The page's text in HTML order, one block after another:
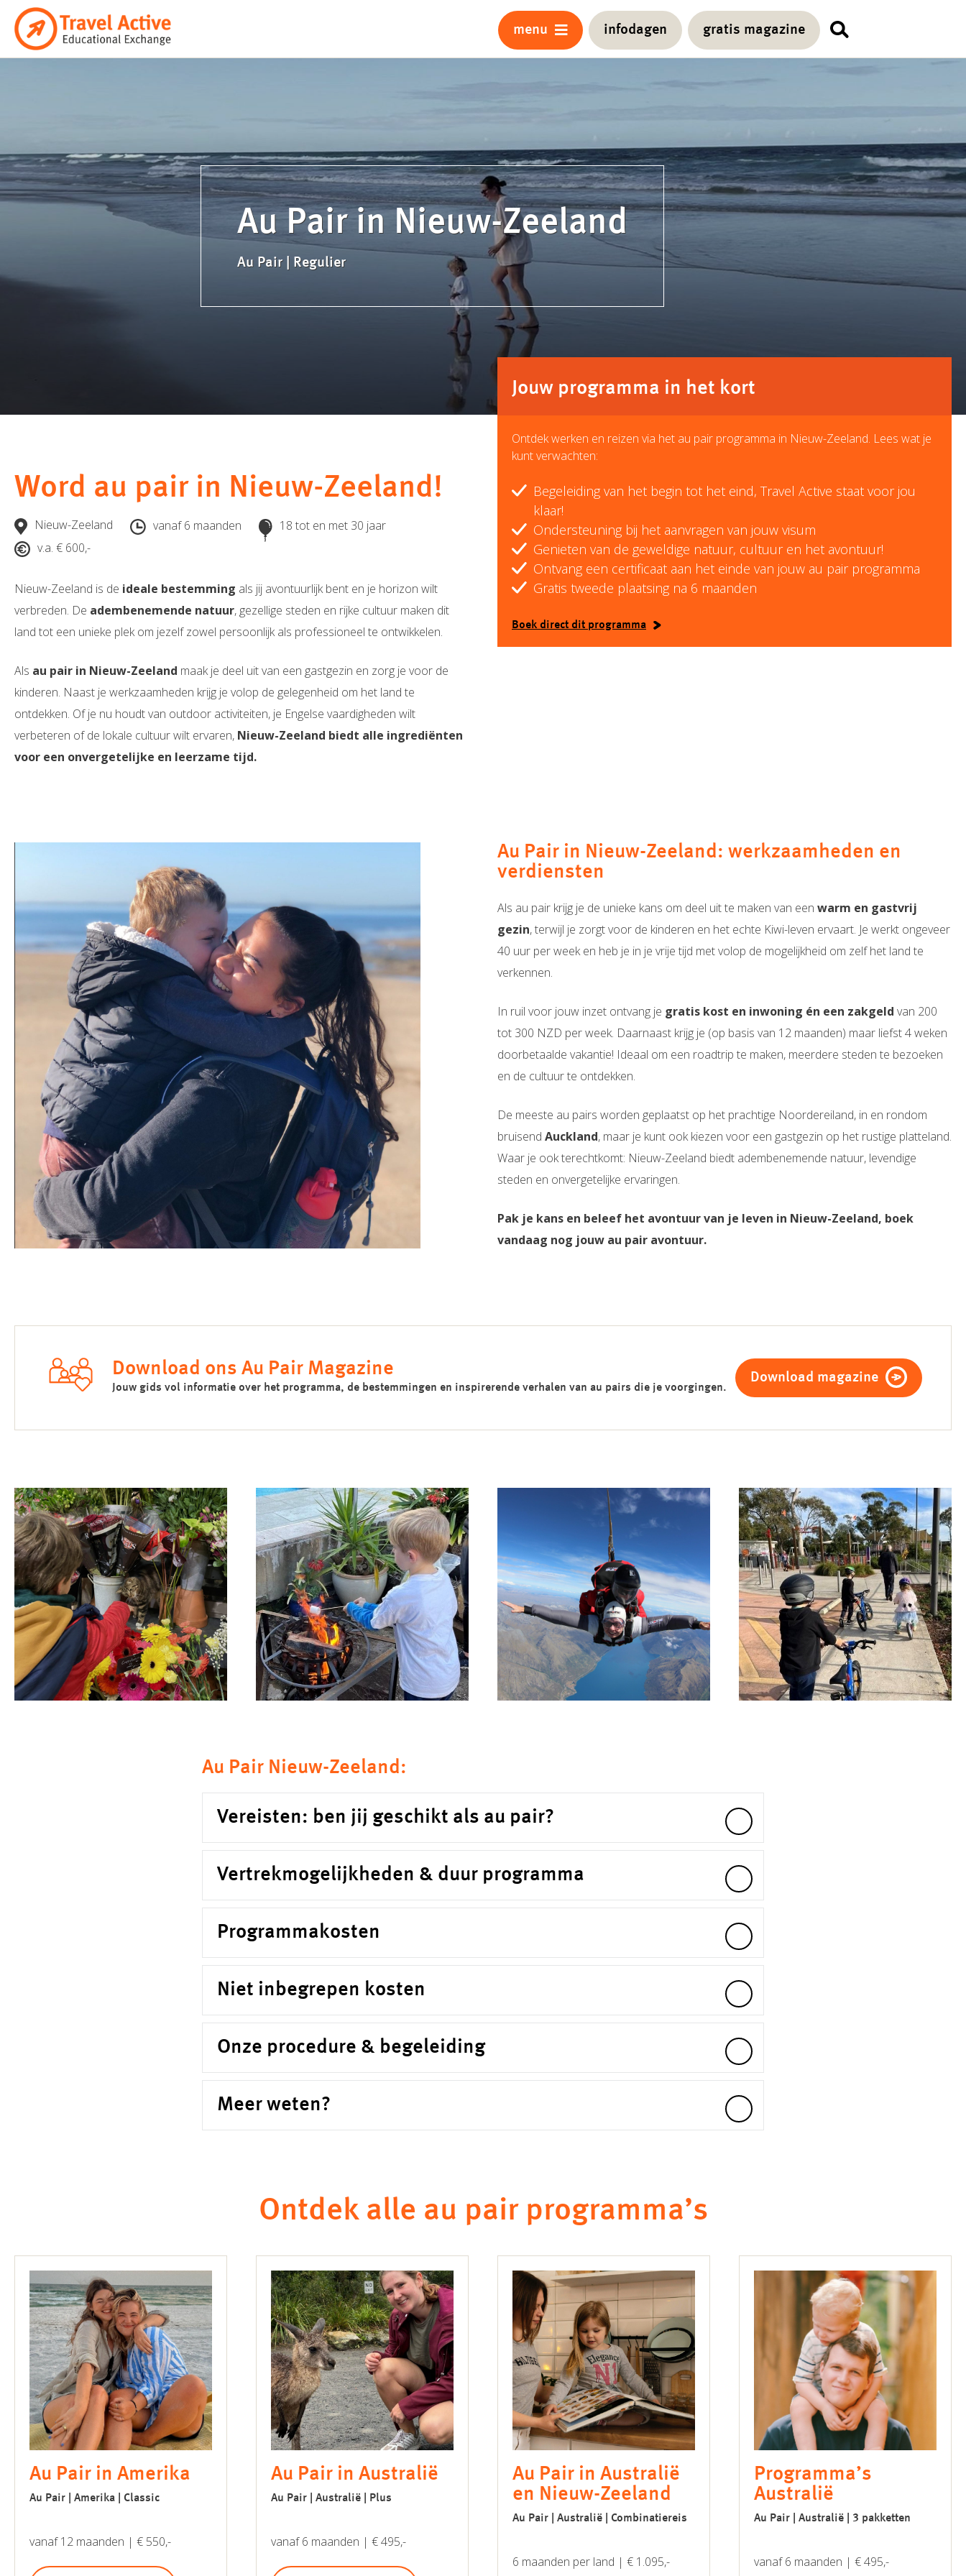
naar
menu infodagen gratis magazine
Au Pair in Nieuw-Zeeland
Au Pair | Regulier
Word au pair in Nieuw-Zeeland!
Nieuw-Zeeland vanaf 6 maanden
18 tot en met 30 jaar
v.a. € 600,-
Nieuw-Zeeland is de ideale bestemming als jij avontuurlijk bent en je horizon wilt
verbreden. De adembenemende natuur, gezellige steden en rijke cultuur maken dit
land tot een unieke plek om jezelf zowel persoonlijk als professioneel te ontwikkelen.
Als au pair in Nieuw-Zeeland maak je deel uit van een gastgezin en zorg je voor de
kinderen. Naast je werkzaamheden krijg je volop de gelegenheid om het land te
ontdekken. Of je nu houdt van outdoor activiteiten, je Engelse vaardigheden wilt
verbeteren of de lokale cultuur wilt ervaren, Nieuw-Zeeland biedt alle ingrediënten
voor een onvergetelijke en leerzame tijd.
Jouw programma in het kort
Ontdek werken en reizen via het au pair programma in Nieuw-Zeeland. Lees wat je
kunt verwachten:
Begeleiding van het begin tot het eind, Travel Active staat voor jou
klaar!
Ondersteuning bij het aanvragen van jouw visum
Genieten van de geweldige natuur, cultuur en het avontuur!
Ontvang een certificaat aan het einde van jouw au pair programma
Gratis tweede plaatsing na 6 maanden
Boek direct dit programma
Au Pair in Nieuw-Zeeland: werkzaamheden en
verdiensten
Als au pair krijg je de unieke kans om deel uit te maken van een warm en gastvrij
gezin, terwijl je zorgt voor de kinderen en het echte Kiwi-leven ervaart. Je werkt ongeveer
40 uur per week en heb je in je vrije tijd met volop de mogelijkheid om zelf het land te
verkennen.
In ruil voor jouw inzet ontvang je gratis kost en inwoning én een zakgeld van 200
tot 300 NZD per week. Daarnaast krijg je (op basis van 12 maanden) maar liefst 4 weken
doorbetaalde vakantie! Ideaal om een roadtrip te maken, meerdere steden te bezoeken
en de cultuur te ontdekken.
De meeste au pairs worden geplaatst op het prachtige Noordereiland, in en rondom
bruisend Auckland, maar je kunt ook kiezen voor een gastgezin op het rustige platteland.
Waar je ook terechtkomt: Nieuw-Zeeland biedt adembenemende natuur, levendige
steden en onvergetelijke ervaringen.
Pak je kans en beleef het avontuur van je leven in Nieuw-Zeeland, boek
vandaag nog jouw au pair avontuur.
Download ons Au Pair Magazine
Jouw gids vol informatie over het programma, de bestemmingen en inspirerende verhalen van au pairs die je voorgingen.
Download magazine
Au Pair Nieuw-Zeeland:
Vereisten: ben jij geschikt als au pair?
Vertrekmogelijkheden & duur programma
Programmakosten
Niet inbegrepen kosten
Onze procedure & begeleiding
Meer weten?
Ontdek alle au pair programma’s
Au Pair in Amerika
Au Pair | Amerika | Classic
vanaf 12 maanden | € 550,-
Au Pair in Australië
Au Pair | Australië | Plus
vanaf 6 maanden | € 495,-
Au Pair in Australië
en Nieuw-Zeeland
Au Pair | Australië | Combinatiereis
6 maanden per land | € 1.095,-
Programma’s
Australië
Au Pair | Australië | 3 pakketten
vanaf 6 maanden | € 495,-